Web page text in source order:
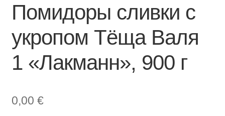
Помидоры сливки с
укропом Тёща Валя
1 «Лакманн», 900 г
0,00 €